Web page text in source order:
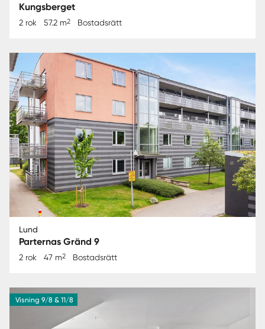
Kungsberget
2 rok 57.2 m2 Bostadsrätt
Lund
Parternas Gränd 9
2 rok 47 m2 Bostadsrätt
Visning 9/8 & 11/8